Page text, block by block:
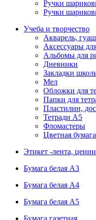
Ручки
Ручки
Учеба и творчество
Акварель,
Аксессуары
Альбомы для
Дневники
Закладки
Мел
Обложки для
Папки для
Пластилин,
Тетради А5
Фломастеры
Цветная
Этикет -лента,
Бумага белая А3
Бумага белая А4
Бумага белая А5
Бумага газетная